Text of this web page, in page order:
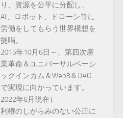
り、資源を公平に分配し、
AI、ロボット、ドローン等に
労働をしてもらう世界構想を
提唱。
2015年10月6日～、第四次産
業革命＆ユニバーサルベーシ
ックインカム＆Web3＆DAO
で実現に向かっています。
2022年6月現在）
利権のしがらみのない公正に